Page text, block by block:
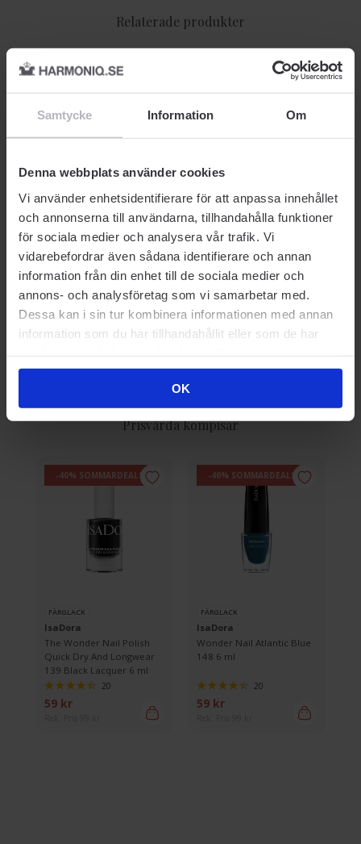
Samtycke Information Om
Denna webbplats använder cookies
Vi använder enhetsidentifierare för att anpassa innehållet
och annonserna till användarna, tillhandahålla funktioner
för sociala medier och analysera vår trafik. Vi
vidarebefordrar även sådana identifierare och annan
information från din enhet till de sociala medier och
annons- och analysföretag som vi samarbetar med.
Dessa kan i sin tur kombinera informationen med annan
information som du har tillhandahållit eller som de har
OK
Relaterade produkter
-40% SOMMARDEALS
Depend
O2 Minilack Move It A699
5 ml
21 kr
Rek. Pris 35 kr
-31% SOMMARDEALS
Depend
Nagelfil Extra Fin
27 kr
Rek. Pris 39 kr
Prisvärda kompisar
-40% SOMMARDEALS
FÄRGLACK
IsaDora
The Wonder Nail Polish
Quick Dry And Longwear
139 Black Lacquer 6 ml
20
59 kr
-40% SOMMARDEALS
FÄRGLACK
IsaDora
Wonder Nail Atlantic Blue
148 6 ml
20
59 kr